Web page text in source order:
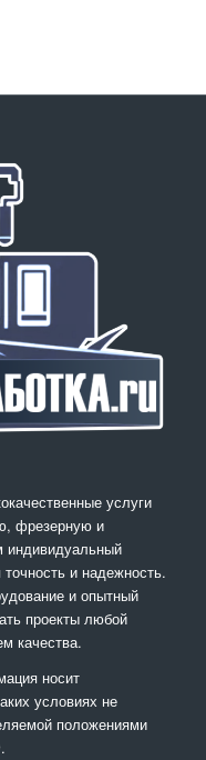
услуги
фрезерную и
индивидуальный
и надежность.
и опытный
проекты любой
качества.
носит
условиях не
положениями